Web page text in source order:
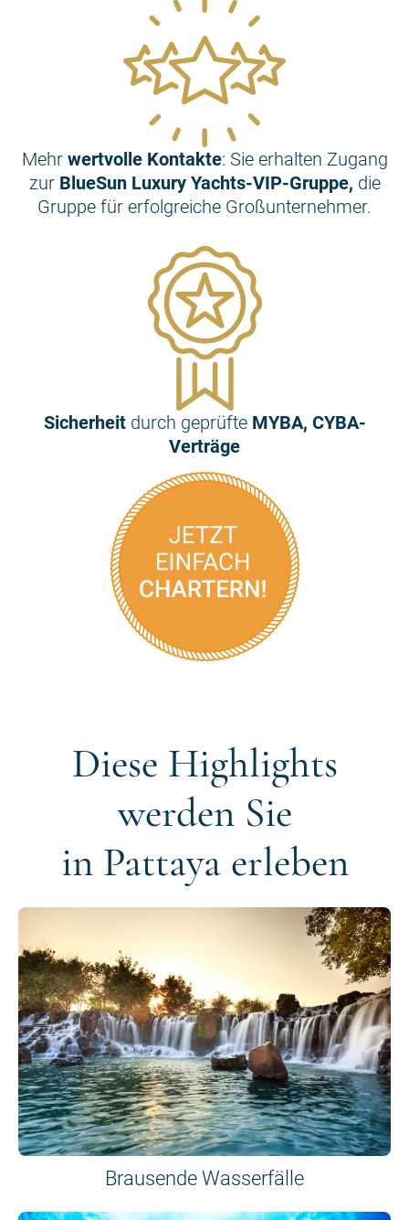
Mehr wertvolle Kontakte: Sie erhalten Zugang
zur BlueSun Luxury Yachts-VIP-Gruppe, die
Gruppe für erfolgreiche Großunternehmer.
Sicherheit durch geprüfte MYBA, CYBA-
Verträge
Diese Highlights
werden Sie
in Pattaya erleben
Brausende Wasserfälle